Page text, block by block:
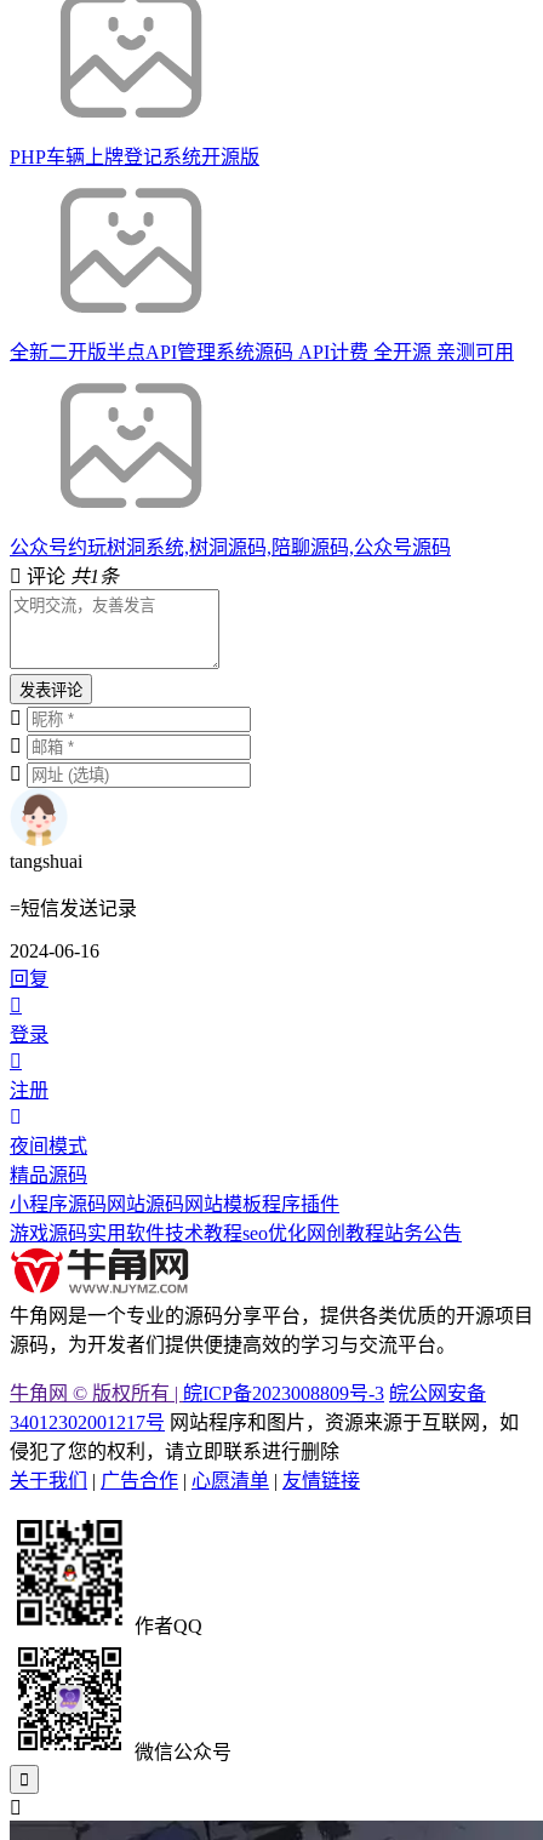
PHP车辆上牌登记系统开源版
全新二开版半点API管理系统源码 API计费 全开源 亲测可用
公众号约玩树洞系统,树洞源码,陪聊源码,公众号源码
评论 共1条
发表评论
tangshuai
=短信发送记录
2024-06-16
回复
登录
注册
夜间模式
精品源码
小程序源码 网站源码 网站模板程序插件
游戏源码实用软件技术教程seo优化网创教程站务公告
牛角网是一个专业的源码分享平台，提供各类优质的开源项目
源码，为开发者们提供便捷高效的学习与交流平台。
牛角网 © 版权所有 | 皖ICP备2023008809号-3 皖公网安备
34012302001217号 网站程序和图片，资源来源于互联网，如
侵犯了您的权利，请立即联系进行删除
关于我们
| 广告合作 | 心愿清单 | 友情链接
作者QQ
微信公众号